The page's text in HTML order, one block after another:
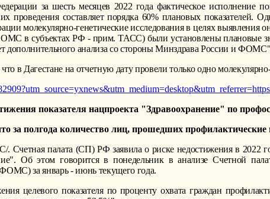
за шесть месяцев 2022 года фактическое исполнение
проведения составляет порядка 60% плановых показателей.
молекулярно-генетические исследования в целях выявления
в субъектах РФ - прим. ТАСС) были установлены плановые
дополнительного анализа со стороны Минздрава России и
в Дагестане на отчетную дату провели только одно
показателя нацпроекта "Здравоохранение" по
за полгода количество лиц, прошедших
палата (СП) РФ заявила о риске недостижения в 2022
Об этом говорится в понедельник в анализе Счетной
за январь - июнь текущего года.
целевого показателя по проценту охвата граждан